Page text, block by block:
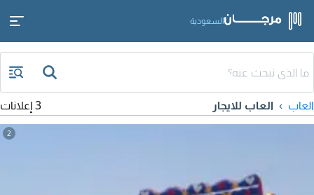
السعودية
العاب العاب للايجار 3 إعلانات
2